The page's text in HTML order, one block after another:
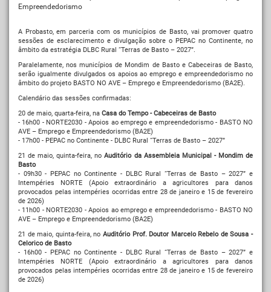
Empreendedorismo
A Probasto, em parceria com os municípios de Basto, vai promover quatro
sessões de esclarecimento e divulgação sobre o PEPAC no Continente, no
âmbito da estratégia DLBC Rural “Terras de Basto – 2027”.
Paralelamente, nos municípios de Mondim de Basto e Cabeceiras de Basto,
serão igualmente divulgados os apoios ao emprego e empreendedorismo no
âmbito do projeto BASTO NO AVE – Emprego e Empreendedorismo (BA2E).
Calendário das sessões confirmadas:
20 de maio, quarta-feira, na Casa do Tempo - Cabeceiras de Basto
- 16h00 - NORTE2030 - Apoios ao emprego e empreendedorismo - BASTO NO
AVE – Emprego e Empreendedorismo (BA2E)
- 17h00 - PEPAC no Continente - DLBC Rural “Terras de Basto – 2027”
21 de maio, quinta-feira, noAuditório da Assembleia Municipal - Mondim de
Basto
- 09h30 - PEPAC no Continente - DLBC Rural “Terras de Basto – 2027” e
Intempéries NORTE (Apoio extraordinário a agricultores para danos
provocados pelas intempéries ocorridas entre 28 de janeiro e 15 de fevereiro
de 2026)
- 11h00 - NORTE2030 - Apoios ao emprego e empreendedorismo - BASTO NO
AVE – Emprego e Empreendedorismo (BA2E)
21 de maio, quinta-feira, no Auditório Prof. Doutor Marcelo Rebelo de Sousa -
Celorico de Basto
- 16h00 - PEPAC no Continente - DLBC Rural “Terras de Basto – 2027” e
Intempéries NORTE (Apoio extraordinário a agricultores para danos
provocados pelas intempéries ocorridas entre 28 de janeiro e 15 de fevereiro
de 2026)